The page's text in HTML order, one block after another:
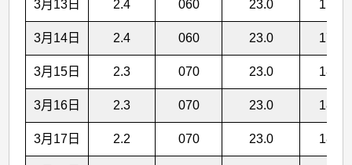
3月13日 2.4 060 23.0 17.8
3月14日 2.4 060 23.0 17.9
3月15日 2.3 070 23.0 18.0
3月16日 2.3 070 23.0 18.0
3月17日 2.2 070 23.0 18.1